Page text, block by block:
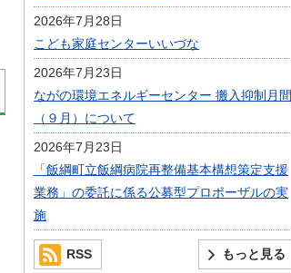
2026年7月28日
こども家庭センターいいづな
2026年7月23日
ながの環境エネルギーセンター 搬入抑制月間
（９月）について
2026年7月23日
「飯綱町立飯綱病院再整備基本構想策定支援
業務」の委託に係る公募型プロポーザルの実
施
もっと見る
RSS